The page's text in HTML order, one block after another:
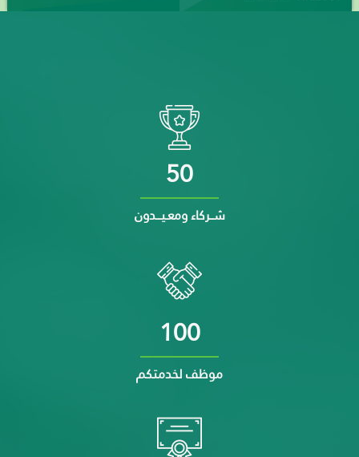
50
شــركاء ومعـيـــدون
100
موظف لخدمتكم